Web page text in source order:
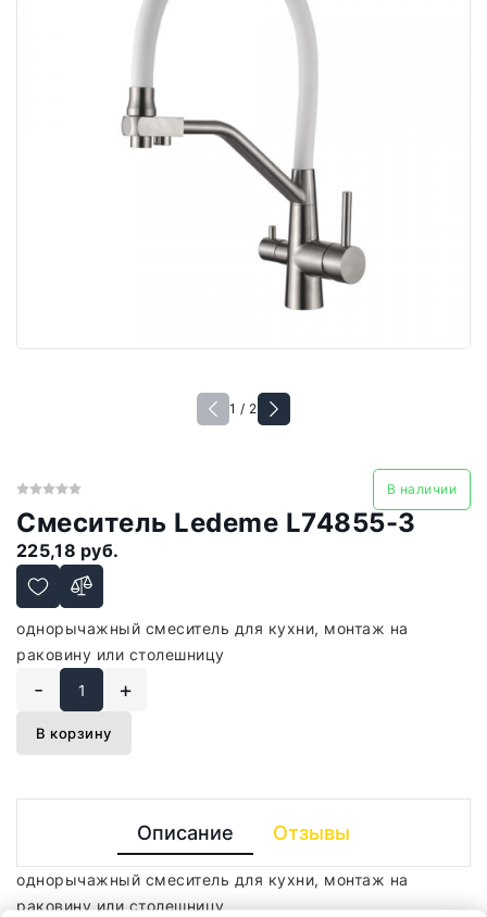
1 / 2
В наличии
Смеситель Ledeme L74855-3
225,18 руб.
однорычажный смеситель для кухни, монтаж на
раковину или столешницу
- +
В корзину
Описание Отзывы
однорычажный смеситель для кухни, монтаж на
раковину или столешницу